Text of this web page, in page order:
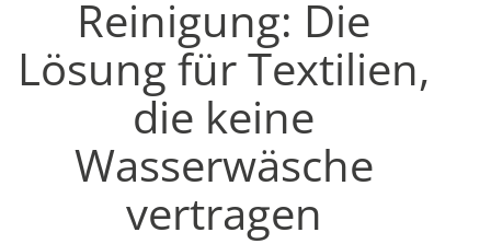
Reinigung: Die
Lösung für Textilien,
die keine
Wasserwäsche
vertragen